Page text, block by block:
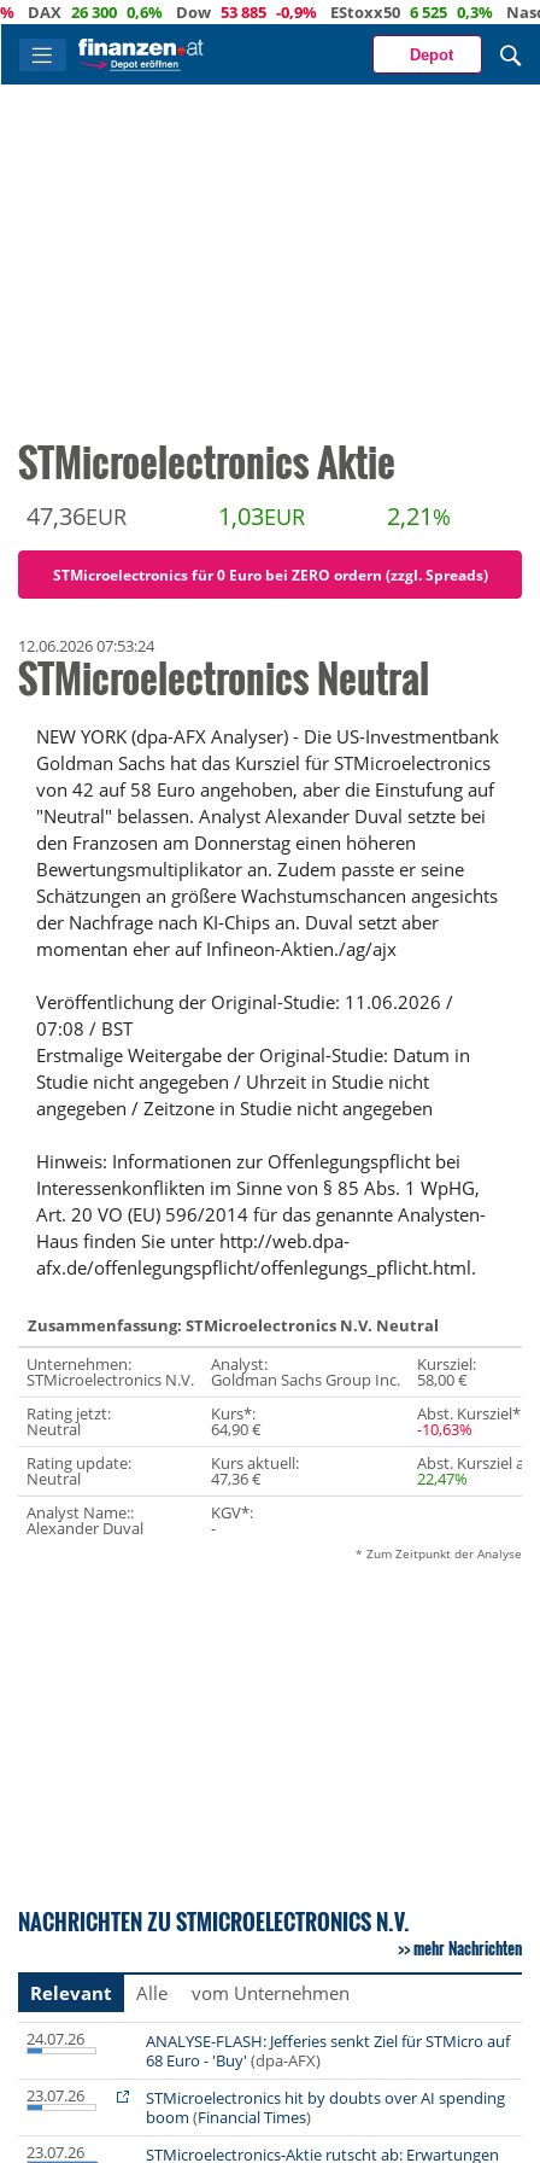
26 300 0,6% Dow 53 885 -0,9% EStoxx50 6 525 0,3% Nasdaq
Depot
STMicroelectronics Aktie
47,36EUR 1,03EUR 2,21 %
STMicroelectronics für 0 Euro bei ZERO ordern (zzgl. Spreads)
12.06.2026 07:53:24
STMicroelectronics Neutral
NEW YORK (dpa-AFX Analyser) - Die US-Investmentbank
Goldman Sachs hat das Kursziel für STMicroelectronics
von 42 auf 58 Euro angehoben, aber die Einstufung auf
"Neutral" belassen. Analyst Alexander Duval setzte bei
den Franzosen am Donnerstag einen höheren
Bewertungsmultiplikator an. Zudem passte er seine
Schätzungen an größere Wachstumschancen angesichts
der Nachfrage nach KI-Chips an. Duval setzt aber
momentan eher auf Infineon-Aktien./ag/ajx
Veröffentlichung der Original-Studie: 11.06.2026 /
07:08 / BST
Erstmalige Weitergabe der Original-Studie: Datum in
Studie nicht angegeben / Uhrzeit in Studie nicht
angegeben / Zeitzone in Studie nicht angegeben
Hinweis: Informationen zur Offenlegungspflicht bei
Interessenkonflikten im Sinne von § 85 Abs. 1 WpHG,
Art. 20 VO (EU) 596/2014 für das genannte Analysten-
Haus finden Sie unter http://web.dpa-
afx.de/offenlegungspflicht/offenlegungs_pflicht.html.
Zusammenfassung: STMicroelectronics N.V. Neutral
Unternehmen:
STMicroelectronics N.V.
Analyst:
Goldman Sachs Group Inc.
Kursziel:
58,00 €
Rating jetzt:
Neutral
Kurs*:
64,90 €
Abst. Kursziel*:
-10,63%
Rating update:
Neutral
Kurs aktuell:
47,36 €
Abst. Kursziel
22,47%
Analyst Name::
Alexander Duval
KGV*:
-
* Zum Zeitpunkt der Analyse
NACHRICHTEN ZU STMICROELECTRONICS N.V.
mehr Nachrichten
Relevant
Alle vom Unternehmen
24.07.26
ANALYSE-FLASH: Jefferies senkt Ziel für STMicro auf
68 Euro - 'Buy' (dpa-AFX)
23.07.26
STMicroelectronics hit by doubts over AI spending
boom (Financial Times)
23.07.26
STMicroelectronics-Aktie rutscht ab: Erwartungen